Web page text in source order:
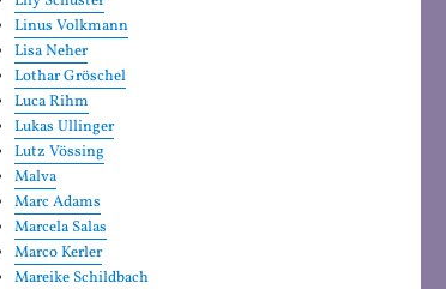
Linus Volkmann
Lisa Neher
Lothar Gröschel
Luca Rihm
Lukas Ullinger
Lutz Vössing
Malva
Marc Adams
Marcela Salas
Marco Kerler
Mareike Schildbach